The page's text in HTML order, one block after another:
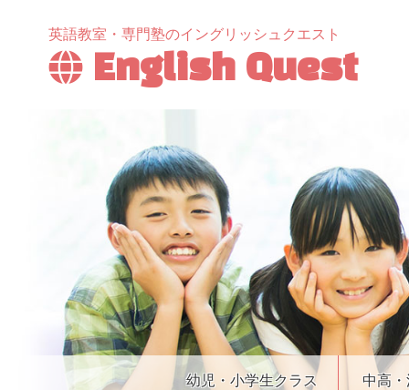
英語教室・専門塾のイングリッシュクエスト
English Quest
幼児・小学生クラス
中高